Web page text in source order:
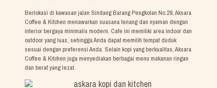
Berlokasi di kawasan jalan Sindang Barang Pengkolan No.29, Aksara
Coffee & Kitchen menawarkan suasana tenang dan nyaman dengan
interior bergaya minimalis modern. Cafe ini memiliki area indoor dan
outdoor yang luas, sehingga Anda dapat memilih tempat duduk
sesuai dengan preferensi Anda. Selain kopi yang berkualitas, Aksara
Coffee & Kitchen juga menyediakan berbagai menu makanan ringan
dan berat yang lezat.